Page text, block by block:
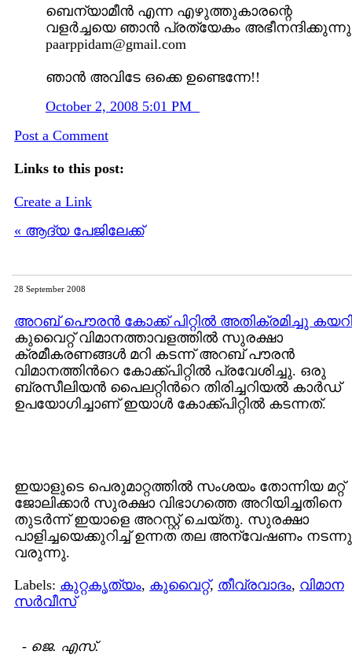
ബെന്യാമീൻ എന്ന എഴുത്തുകാരന്റെ
വളർച്ചയെ ഞാൻ പ്രത്യേകം
paarppidam@gmail.com
ഞാൻ അവിടേ ഒക്കെ ഉണ്ടെന്നേ!!
October 2, 2008 5:01 PM
Post a Comment
Links to this post:
Create a Link
« ആദ്യ പേജിലേക്ക്
28 September 2008
അറബ് പൌരന്‍ കോക്ക് പിറ്റില്‍ അതിക്രമിച്ചു കയറി
കുവൈറ്റ് വിമാനത്താവളത്തില്‍ സുരക്ഷാ
ക്രമീകരണങ്ങള്‍ മറി കടന്ന് അറബ് പൗരന്‍
വിമാനത്തിന്‍റെ കോക്ക്പിറ്റില്‍ പ്രവേശിച്ചു. ഒരു
ബ്രസീലിയന്‍ പൈലറ്റിന്‍റെ തിരിച്ചറിയല്‍ കാര്‍ഡ്
ഉപയോഗിച്ചാണ് ഇയാള്‍ കോക്ക്പിറ്റില്‍ കടന്നത്.
ഇയാളുടെ പെരുമാറ്റത്തില്‍ സംശയം തോന്നിയ മറ്റ്
ജോലിക്കാര്‍ സുരക്ഷാ വിഭാഗത്തെ അറിയിച്ചതിനെ
തുടര്‍ന്ന് ഇയാളെ അറസ്റ്റ് ചെയ്തു. സുരക്ഷാ
പാളിച്ചയെക്കുറിച്ച് ഉന്നത തല അന്വേഷണം നടന്നു
വരുന്നു.
Labels: കുറ്റകൃത്യം, കുവൈറ്റ്, തീവ്രവാദം, വിമാന
സര്‍വീസ്
- ജെ. എസ്.